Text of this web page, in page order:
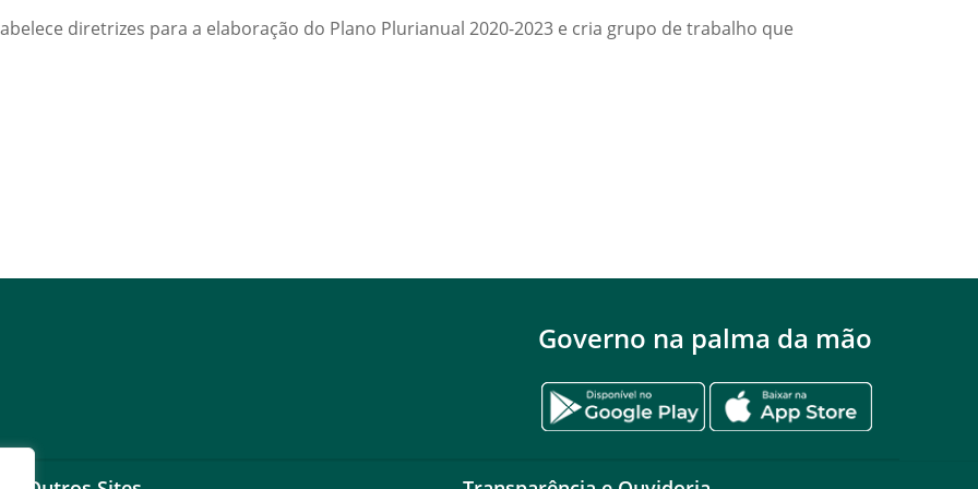
diretrizes para a elaboração do Plano Plurianual 2020-2023 e cria grupo de trabalho que
Governo na palma da mão